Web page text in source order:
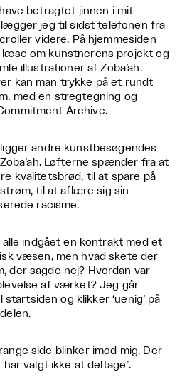
betragtet jinnen i mit
jeg til sidst telefonen fra
videre. På hjemmesiden
læse om kunstnerens projekt og
illustrationer af Zoba’ah.
kan man trykke på et rundt
med en stregtegning og
Archive.
andre kunstbesøgendes
Løfterne spænder fra at
kvalitetsbrød, til at spare på
til at aflære sig sin
racisme.
alle indgået en kontrakt med et
væsen, men hvad skete der
der sagde nej? Hvordan var
af værket? Jeg går
startsiden og klikker ‘uenig’ på
side blinker imod mig. Der
har valgt ikke at deltage”.